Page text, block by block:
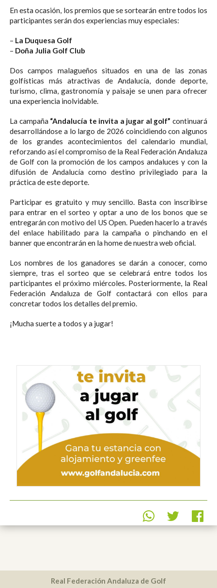
En esta ocasión, los premios que se sortearán entre todos los
participantes serán dos experiencias muy especiales:
– La Duquesa Golf
– Doña Julia Golf Club
Dos campos malagueños situados en una de las zonas
golfísticas más atractivas de Andalucía, donde deporte,
turismo, clima, gastronomía y paisaje se unen para ofrecer
una experiencia inolvidable.
La campaña “Andalucía te invita a jugar al golf” continuará
desarrollándose a lo largo de 2026 coincidiendo con algunos
de los grandes acontecimientos del calendario mundial,
reforzando así el compromiso de la Real Federación Andaluza
de Golf con la promoción de los campos andaluces y con la
difusión de Andalucía como destino privilegiado para la
práctica de este deporte.
Participar es gratuito y muy sencillo. Basta con inscribirse
para entrar en el sorteo y optar a uno de los bonos que se
entregarán con motivo del US Open. Pueden hacerlo a través
del enlace habilitado para la campaña o pinchando en el
banner que encontrarán en la home de nuestra web oficial.
Los nombres de los ganadores se darán a conocer, como
siempre, tras el sorteo que se celebrará entre todos los
participantes el próximo miércoles. Posteriormente, la Real
Federación Andaluza de Golf contactará con ellos para
concretar todos los detalles del premio.
¡Mucha suerte a todos y a jugar!
Real Federación Andaluza de Golf